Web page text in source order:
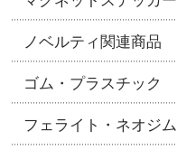
ノベルティ関連商品
ゴム・プラスチック
フェライト・ネオジム